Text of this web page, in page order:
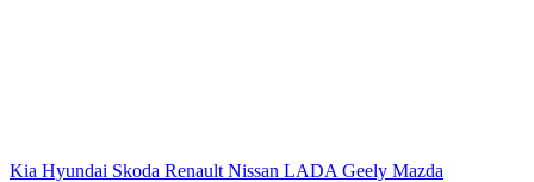
Kia Hyundai Skoda Renault Nissan LADA Geely Mazda